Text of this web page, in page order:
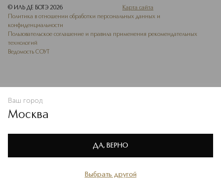
Политике конфиденциальности
В КОРЗИНУ
© ИЛЬ ДЕ БОТЭ 2026
Карта сайта
Политика в отношении обработки персональных данных и
конфиденциальности
Пользовательское соглашение и правила применения рекомендательных
технологий
Ведомость СОУТ
Ваш город
Москва
Выбрать другой
ДА, ВЕРНО